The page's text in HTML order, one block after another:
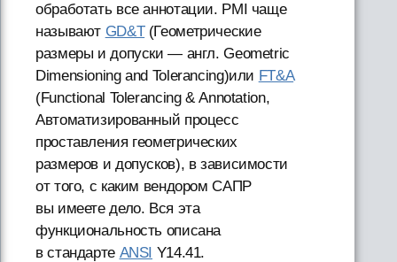
обработать все аннотации. PMI чаще
называют GD&T(Геометрические
размеры и допуски — англ. Geometric
Dimensioning and Tolerancing)или FT&A
(Functional Tolerancing & Annotation,
Автоматизированный процесс
проставления геометрических
размеров и допусков), в зависимости
от того, с каким вендором САПР
вы имеете дело. Вся эта
функциональность описана
в стандарте ANSI Y14.41.